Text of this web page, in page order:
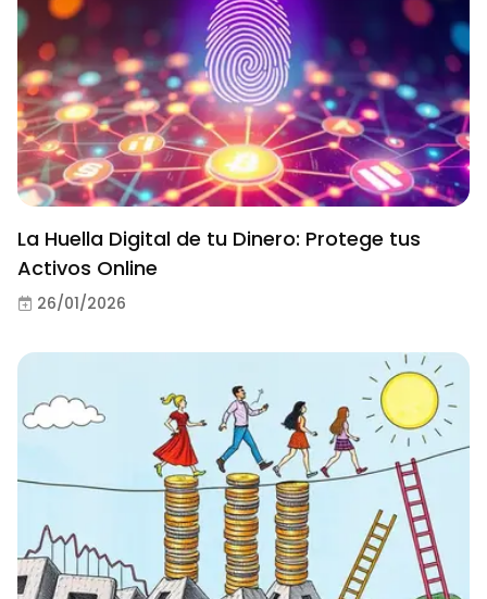
La Huella Digital de tu Dinero: Protege tus
Activos Online
26/01/2026